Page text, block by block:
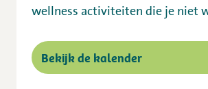
wellness activiteiten die je niet
Bekijk de kalender